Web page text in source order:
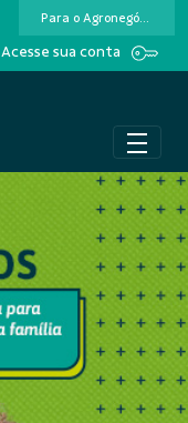
Para o Agronegócio
Acesse sua conta